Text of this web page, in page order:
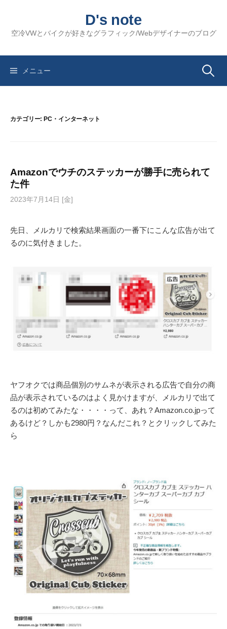
ツ
D's note
空冷VWとバイクが好きなグラフィック/Webデザイナーのブログ
メニュー 検
カテゴリー: PC・インターネット
Amazonでウチのステッカーが勝手に売られて
た件
2023年7月14日 [金]
先日、メルカリで検索結果画面の一番下にこんな広告が出て
るのに気付きました。
ヤフオクでは商品個別のサムネが表示される広告で自分の商
品が表示されているのはよく見かけますが、メルカリで出て
るのは初めてみたな・・・・って、あれ？Amazon.co.jpって
あるけど？しかも2980円？なんだこれ？とクリックしてみた
ら